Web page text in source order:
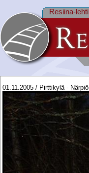
Resiina-lehti
01.11.2005 / Pirttikylä - Närpiö